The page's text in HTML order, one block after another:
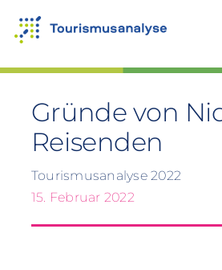
Inhalt
Gründe von
Reisenden
Tourismusanalyse 2022
15. Februar 2022